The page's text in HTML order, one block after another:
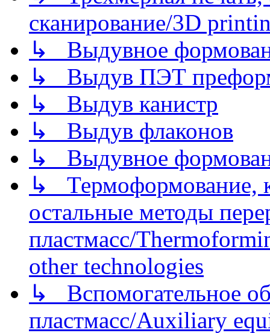
сканирование/3D
↳ Выдувное
↳ Выдув ПЭТ
↳ Выдув канистр
↳ Выдув флаконов
↳ Выдувное
↳ Термоформование,
остальные методы
пластмасс/
other technologies
↳ Вспомогательное
пластмасс/Auxiliary